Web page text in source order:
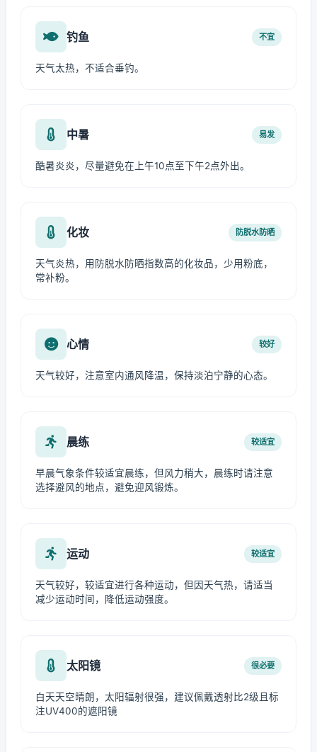
钓鱼 不宜
天气太热，不适合垂钓。
中暑 易发
酷暑炎炎，尽量避免在上午10点至下午2点外出。
化妆 防脱水防晒
天气炎热，用防脱水防晒指数高的化妆品，少用粉底，
常补粉。
心情 较好
天气较好，注意室内通风降温，保持淡泊宁静的心态。
晨练 较适宜
早晨气象条件较适宜晨练，但风力稍大，晨练时请注意
选择避风的地点，避免迎风锻炼。
运动 较适宜
天气较好，较适宜进行各种运动，但因天气热，请适当
减少运动时间，降低运动强度。
太阳镜 很必要
白天天空晴朗，太阳辐射很强，建议佩戴透射比2级且标
注UV400的遮阳镜